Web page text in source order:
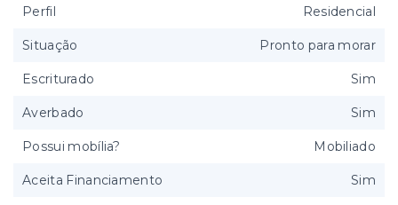
Perfil Residencial
Situação Pronto para morar
Escriturado Sim
Averbado Sim
Possui mobília? Mobiliado
Aceita Financiamento Sim